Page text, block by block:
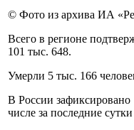
© Фото из архива ИА
Всего в регионе
101 тыс. 648.
Умерли 5 тыс. 166
В России
числе за последние